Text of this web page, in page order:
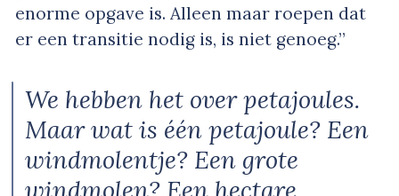
enorme opgave is. Alleen maar roepen dat
er een transitie nodig is, is niet genoeg.”
We hebben het over petajoules.
Maar wat is één petajoule? Een
windmolentje? Een grote
windmolen? Een hectare